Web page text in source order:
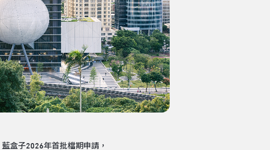
盒子2026年首批檔期申請，